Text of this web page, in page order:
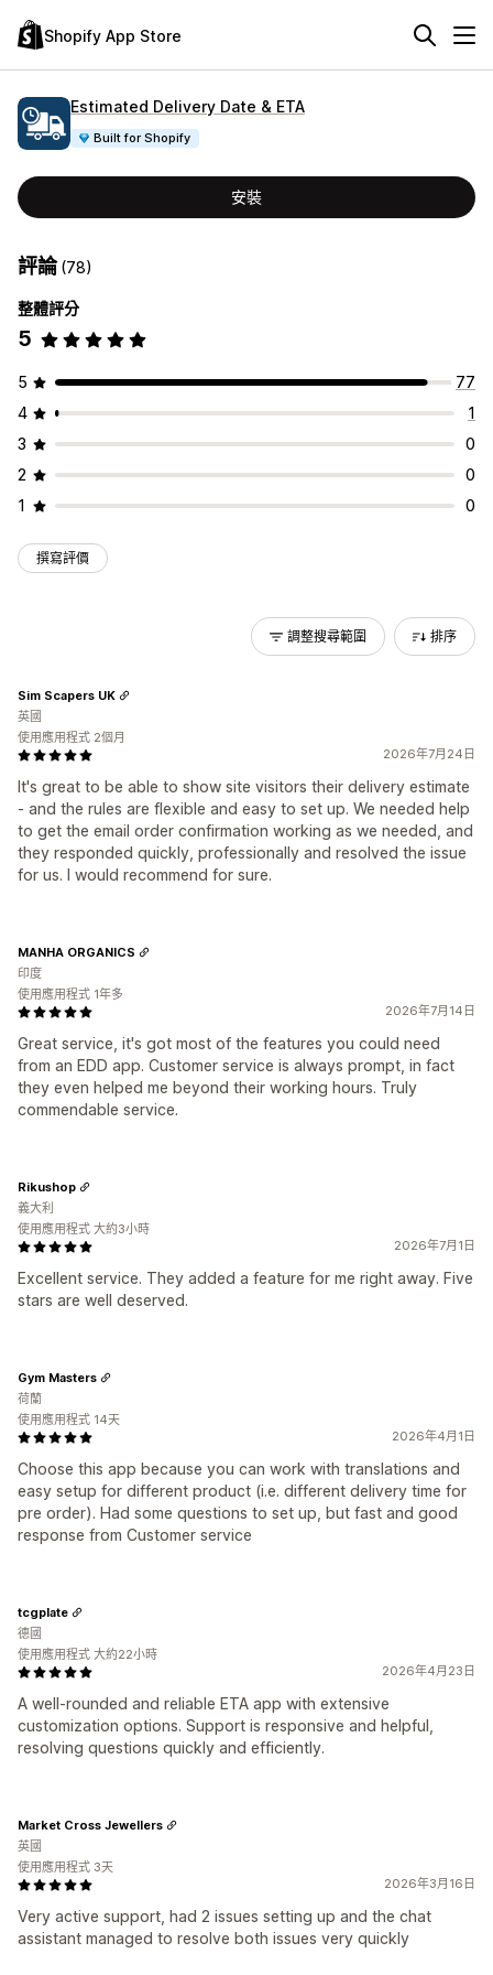
Shopify App Store
Estimated Delivery Date & ETA
Built for Shopify
安裝
評論(78)
整體評分
5
5
77
4
1
3
0
2
0
1
0
撰寫評價
調整搜尋範圍 排序
2026年7月24日
It's great to be able to show site visitors their delivery estimate
- and the rules are flexible and easy to set up. We needed help
to get the email order confirmation working as we needed, and
they responded quickly, professionally and resolved the issue
for us. I would recommend for sure.
Sim Scapers UK
英國
使用應用程式 2個月
2026年7月14日
Great service, it's got most of the features you could need
from an EDD app. Customer service is always prompt, in fact
they even helped me beyond their working hours. Truly
commendable service.
MANHA ORGANICS
印度
使用應用程式 1年多
2026年7月1日
Excellent service. They added a feature for me right away. Five
stars are well deserved.
Rikushop
義大利
使用應用程式 大約3小時
2026年4月1日
Choose this app because you can work with translations and
easy setup for different product (i.e. different delivery time for
pre order). Had some questions to set up, but fast and good
response from Customer service
Gym Masters
荷蘭
使用應用程式 14天
2026年4月23日
A well-rounded and reliable ETA app with extensive
customization options. Support is responsive and helpful,
resolving questions quickly and efficiently.
tcgplate
德國
使用應用程式 大約22小時
2026年3月16日
Very active support, had 2 issues setting up and the chat
assistant managed to resolve both issues very quickly
Market Cross Jewellers
英國
使用應用程式 3天